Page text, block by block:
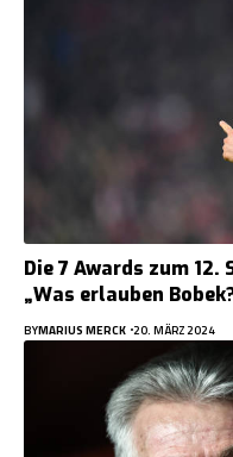
Die 7 Awards zum
„Was erlauben
BYMARIUS MERCK 20. MÄRZ 2024